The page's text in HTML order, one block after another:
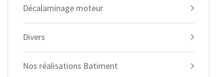
Décalaminage moteur
Divers
Nos réalisations Batiment